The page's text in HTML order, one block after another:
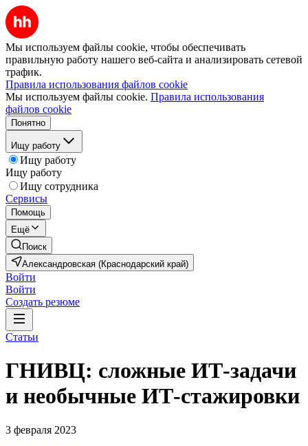
Мы используем файлы cookie, чтобы обеспечивать
правильную работу нашего веб-сайта и анализировать сетевой
трафик.
Правила использования файлов cookie
Мы используем файлы cookie. Правила использования
файлов cookie
Понятно
Ищу работу
Ищу работу
Ищу работу
Ищу сотрудника
Сервисы
Помощь
Ещё
Поиск
Александровская (Краснодарский край)
Войти
Войти
Создать резюме
Статьи
ГНИВЦ: сложные ИТ‑задачи
и необычные ИТ‑стажировки
3 февраля 2023